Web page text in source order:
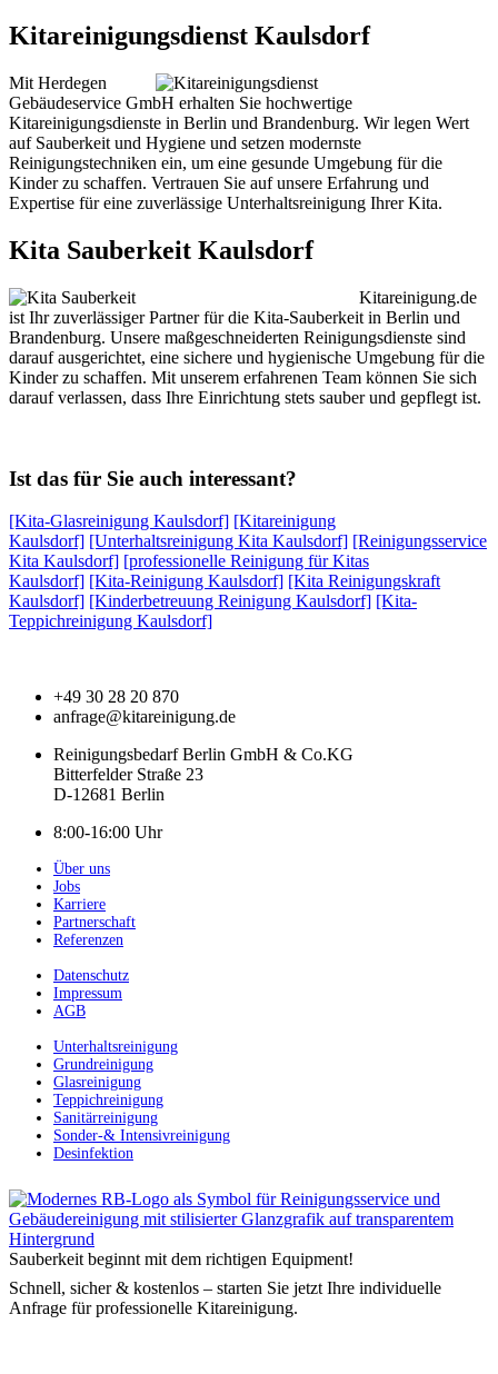
Kitareinigungsdienst Kaulsdorf
Mit Herdegen
Gebäudeservice GmbH erhalten Sie hochwertige
Kitareinigungsdienste in Berlin und Brandenburg. Wir legen Wert
auf Sauberkeit und Hygiene und setzen modernste
Reinigungstechniken ein, um eine gesunde Umgebung für die
Kinder zu schaffen. Vertrauen Sie auf unsere Erfahrung und
Expertise für eine zuverlässige Unterhaltsreinigung Ihrer Kita.
Kita Sauberkeit Kaulsdorf
Kitareinigung.de
ist Ihr zuverlässiger Partner für die Kita-Sauberkeit in Berlin und
Brandenburg. Unsere maßgeschneiderten Reinigungsdienste sind
darauf ausgerichtet, eine sichere und hygienische Umgebung für die
Kinder zu schaffen. Mit unserem erfahrenen Team können Sie sich
darauf verlassen, dass Ihre Einrichtung stets sauber und gepflegt ist.
Ist das für Sie auch interessant?
[Kita-Glasreinigung Kaulsdorf] [Kitareinigung
Kaulsdorf] [Unterhaltsreinigung Kita Kaulsdorf] [Reinigungsservice
Kita Kaulsdorf] [professionelle Reinigung für Kitas
Kaulsdorf] [Kita-Reinigung Kaulsdorf] [Kita Reinigungskraft
Kaulsdorf] [Kinderbetreuung Reinigung Kaulsdorf] [Kita-
Teppichreinigung Kaulsdorf]
+49 30 28 20 870
anfrage@kitareinigung.de
Reinigungsbedarf Berlin GmbH & Co.KG
Bitterfelder Straße 23
D-12681 Berlin
8:00-16:00 Uhr
Über uns
Jobs
Karriere
Partnerschaft
Referenzen
Datenschutz
Impressum
AGB
Unterhaltsreinigung
Grundreinigung
Glasreinigung
Teppichreinigung
Sanitärreinigung
Sonder-& Intensivreinigung
Desinfektion
Sauberkeit beginnt mit dem richtigen Equipment!
Schnell, sicher & kostenlos – starten Sie jetzt Ihre individuelle
Anfrage für professionelle Kitareinigung.